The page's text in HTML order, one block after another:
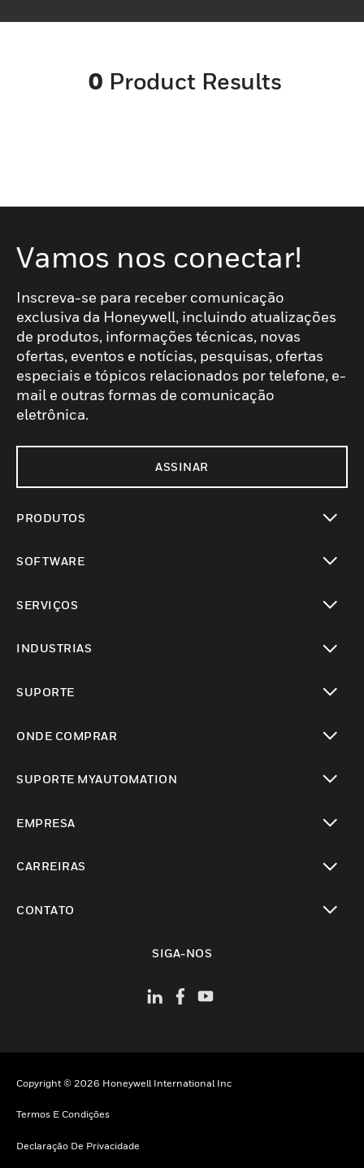
0 Product Results
Vamos nos conectar!
Inscreva-se para receber comunicação
exclusiva da Honeywell, incluindo atualizações
de produtos, informações técnicas, novas
ofertas, eventos e notícias, pesquisas, ofertas
especiais e tópicos relacionados por telefone, e-
mail e outras formas de comunicação
eletrônica.
ASSINAR
PRODUTOS
SOFTWARE
SERVIÇOS
INDUSTRIAS
SUPORTE
ONDE COMPRAR
SUPORTE MYAUTOMATION
EMPRESA
CARREIRAS
CONTATO
SIGA-NOS
Copyright © 2026 Honeywell International Inc
Termos E Condições
Declaração De Privacidade